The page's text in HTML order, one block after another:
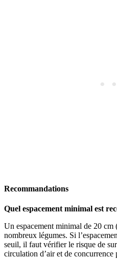
Recommandations
Quel espacement minimal est
Un espacement minimal de 20 cm
nombreux légumes. Si
seuil, il faut vérifier le risque de
circulation d’air et de concurrence